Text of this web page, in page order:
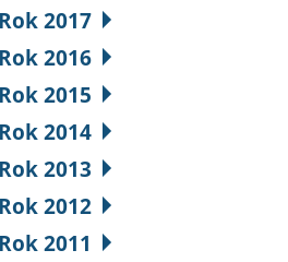
Rok 2017
Rok 2016
Rok 2015
Rok 2014
Rok 2013
Rok 2012
Rok 2011